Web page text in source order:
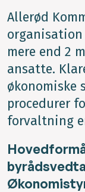
Allerød
mere end 2
ansatte.
økonomiske
procedurer
forvaltning